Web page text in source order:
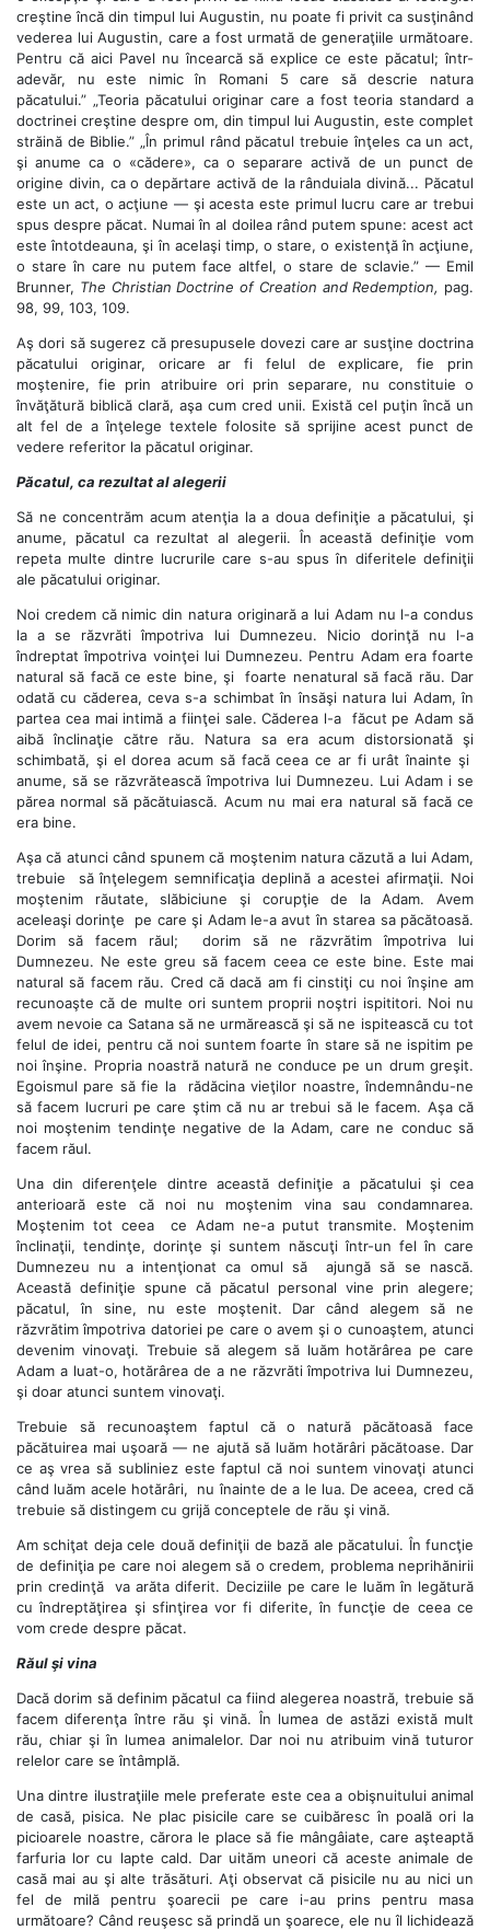
creştine încă din timpul lui Augustin, nu poate fi privit ca susţinând
vederea lui Augustin, care a fost urmată de generaţiile următoare.
Pentru că aici Pavel nu încearcă să explice ce este păcatul; într-
adevăr, nu este nimic în Romani 5 care să descrie natura
păcatului.” „Teoria păcatului originar care a fost teoria standard a
doctrinei creştine despre om, din timpul lui Augustin, este complet
străină de Biblie.” „În primul rând păcatul trebuie înţeles ca un act,
şi anume ca o «cădere», ca o separare activă de un punct de
origine divin, ca o depărtare activă de la rânduiala divină... Păcatul
este un act, o acţiune — şi acesta este primul lucru care ar trebui
spus despre păcat. Numai în al doilea rând putem spune: acest act
este întotdeauna, şi în acelaşi timp, o stare, o existenţă în acţiune,
o stare în care nu putem face altfel, o stare de sclavie.” — Emil
Brunner, The Christian Doctrine of Creation and Redemption, pag.
98, 99, 103, 109.
Aş dori să sugerez că presupusele dovezi care ar susţine doctrina
păcatului originar, oricare ar fi felul de explicare, fie prin
moştenire, fie prin atribuire ori prin separare, nu constituie o
învăţătură biblică clară, aşa cum cred unii. Există cel puţin încă un
alt fel de a înţelege textele folosite să sprijine acest punct de
vedere referitor la păcatul originar.
Păcatul, ca rezultat al alegerii
Să ne concentrăm acum atenţia la a doua definiţie a păcatului, şi
anume, păcatul ca rezultat al alegerii. În această definiţie vom
repeta multe dintre lucrurile care s-au spus în diferitele definiţii
ale păcatului originar.
Noi credem că nimic din natura originară a lui Adam nu l-a condus
la a se răzvrăti împotriva lui Dumnezeu. Nicio dorinţă nu l-a
îndreptat împotriva voinţei lui Dumnezeu. Pentru Adam era foarte
natural să facă ce este bine, şi foarte nenatural să facă rău. Dar
odată cu căderea, ceva s-a schimbat în însăşi natura lui Adam, în
partea cea mai intimă a fiinţei sale. Căderea l-a făcut pe Adam să
aibă înclinaţie către rău. Natura sa era acum distorsionată şi
schimbată, şi el dorea acum să facă ceea ce ar fi urât înainte şi
anume, să se răzvrătească împotriva lui Dumnezeu. Lui Adam i se
părea normal să păcătuiască. Acum nu mai era natural să facă ce
era bine.
Aşa că atunci când spunem că moştenim natura căzută a lui Adam,
trebuie să înţelegem semnificaţia deplină a acestei afirmaţii. Noi
moştenim răutate, slăbiciune şi corupţie de la Adam. Avem
aceleaşi dorinţe pe care şi Adam le-a avut în starea sa păcătoasă.
Dorim să facem răul; dorim să ne răzvrătim împotriva lui
Dumnezeu. Ne este greu să facem ceea ce este bine. Este mai
natural să facem rău. Cred că dacă am fi cinstiţi cu noi înşine am
recunoaşte că de multe ori suntem proprii noştri ispititori. Noi nu
avem nevoie ca Satana să ne urmărească şi să ne ispitească cu tot
felul de idei, pentru că noi suntem foarte în stare să ne ispitim pe
noi înşine. Propria noastră natură ne conduce pe un drum greşit.
Egoismul pare să fie la rădăcina vieţilor noastre, îndemnându-ne
să facem lucruri pe care ştim că nu ar trebui să le facem. Aşa că
noi moştenim tendinţe negative de la Adam, care ne conduc să
facem răul.
Una din diferenţele dintre această definiţie a păcatului şi cea
anterioară este că noi nu moştenim vina sau condamnarea.
Moştenim tot ceea ce Adam ne-a putut transmite. Moştenim
înclinaţii, tendinţe, dorinţe şi suntem născuţi într-un fel în care
Dumnezeu nu a intenţionat ca omul să ajungă să se nască.
Această definiţie spune că păcatul personal vine prin alegere;
păcatul, în sine, nu este moştenit. Dar când alegem să ne
răzvrătim împotriva datoriei pe care o avem şi o cunoaştem, atunci
devenim vinovaţi. Trebuie să alegem să luăm hotărârea pe care
Adam a luat-o, hotărârea de a ne răzvrăti împotriva lui Dumnezeu,
şi doar atunci suntem vinovaţi.
Trebuie să recunoaştem faptul că o natură păcătoasă face
păcătuirea mai uşoară — ne ajută să luăm hotărâri păcătoase. Dar
ce aş vrea să subliniez este faptul că noi suntem vinovaţi atunci
când luăm acele hotărâri, nu înainte de a le lua. De aceea, cred că
trebuie să distingem cu grijă conceptele de rău şi vină.
Am schiţat deja cele două definiţii de bază ale păcatului. În funcţie
de definiţia pe care noi alegem să o credem, problema neprihănirii
prin credinţă va arăta diferit. Deciziile pe care le luăm în legătură
cu îndreptăţirea şi sfinţirea vor fi diferite, în funcţie de ceea ce
vom crede despre păcat.
Răul şi vina
Dacă dorim să definim păcatul ca fiind alegerea noastră, trebuie să
facem diferenţa între rău şi vină. În lumea de astăzi există mult
rău, chiar şi în lumea animalelor. Dar noi nu atribuim vină tuturor
relelor care se întâmplă.
Una dintre ilustraţiile mele preferate este cea a obişnuitului animal
de casă, pisica. Ne plac pisicile care se cuibăresc în poală ori la
picioarele noastre, cărora le place să fie mângâiate, care aşteaptă
farfuria lor cu lapte cald. Dar uităm uneori că aceste animale de
casă mai au şi alte trăsături. Aţi observat că pisicile nu au nici un
fel de milă pentru şoarecii pe care i-au prins pentru masa
următoare? Când reuşesc să prindă un şoarece, ele nu îl lichidează